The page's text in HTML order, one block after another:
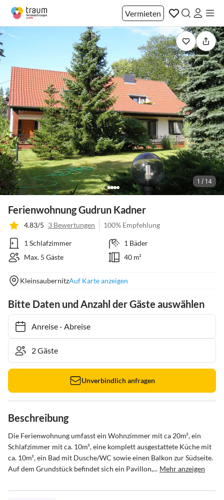
Vermieten
1 / 14
Ferienwohnung Gudrun Kadner
4.83/5 3 Bewertungen 100% Empfehlung
1 Schlafzimmer
1 Bäder
Max. 5 Gäste
40 m²
KleinsaubernitzAuf Karte anzeigen
Bitte Daten und Anzahl der Gäste auswählen
Anreise- Abreise
Unverbindlich anfragen
Beschreibung
Die Ferienwohnung umfasst ein Wohnzimmer mit ca 20m², ein
Schlafzimmer mit ca. 10m², eine komplett ausgestattete Küche mit
ca. 10m², ein Bad mit Dusche/WC sowie einen Balkon zur Südseite.
Auf dem Grundstück befindet sich ein Pavillon,... Mehr anzeigen